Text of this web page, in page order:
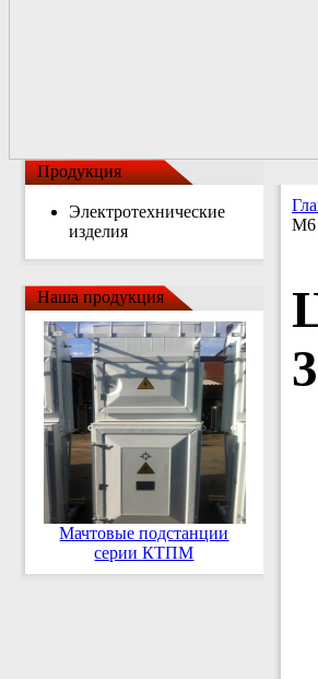
Продукция
Электротехнические
изделия
Наша продукция
Мачтовые подстанции
серии КТПМ